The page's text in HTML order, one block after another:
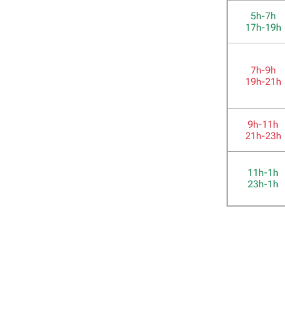
5h-7h
17h-19h
7h-9h
19h-21h
9h-11h
21h-23h
11h-1h
23h-1h